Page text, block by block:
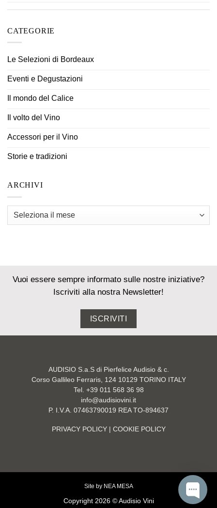
CATEGORIE
Le Selezioni di Bordeaux
Eventi e Degustazioni
Il mondo del Calice
Il volto del Vino
Accessori per il Vino
Storie e tradizioni
ARCHIVI
Archivi
Vuoi essere sempre informato sulle nostre iniziative?
Iscriviti alla nostra Newsletter!
ISCRIVITI
AUDISIO S.a.S di Pierfelice Audisio & c.
Corso Gallileo Ferraris, 124 10129 TORINO ITALY
Tel. +39 011 568 36 98
info@audisiovini.it
P. I.V.A. 07463790019 REA TO-894637
PRIVACY POLICY| COOKIE POLICY
Site by NEA MESA
Copyright 2026 © Audisio Vini